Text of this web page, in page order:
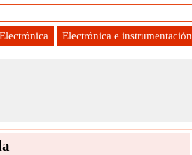
Electrónica Electrónica e instrumentación